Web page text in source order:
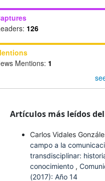
126
Mentions: 1
Artículos más leídos
Carlos Vidales
campo a la
transdisciplinar:
conocimiento ,
(2017): Año 14